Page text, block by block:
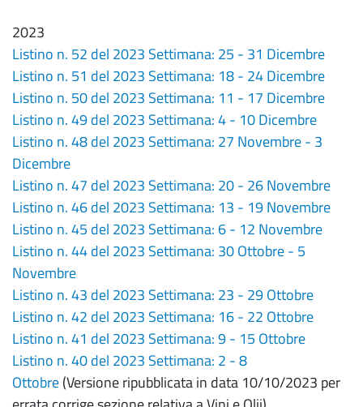
2023
Listino n. 52 del 2023 Settimana: 25 - 31 Dicembre
Listino n. 51 del 2023 Settimana: 18 - 24 Dicembre
Listino n. 50 del 2023 Settimana: 11 - 17 Dicembre
Listino n. 49 del 2023 Settimana: 4 - 10 Dicembre
Listino n. 48 del 2023 Settimana: 27 Novembre - 3
Dicembre
Listino n. 47 del 2023 Settimana: 20 - 26 Novembre
Listino n. 46 del 2023 Settimana: 13 - 19 Novembre
Listino n. 45 del 2023 Settimana: 6 - 12 Novembre
Listino n. 44 del 2023 Settimana: 30 Ottobre - 5
Novembre
Listino n. 43 del 2023 Settimana: 23 - 29 Ottobre
Listino n. 42 del 2023 Settimana: 16 - 22 Ottobre
Listino n. 41 del 2023 Settimana: 9 - 15 Ottobre
Listino n. 40 del 2023 Settimana: 2 - 8
Ottobre(Versione ripubblicata in data 10/10/2023 per